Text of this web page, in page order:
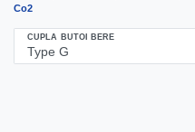
Co2
CUPLA BUTOI BERE